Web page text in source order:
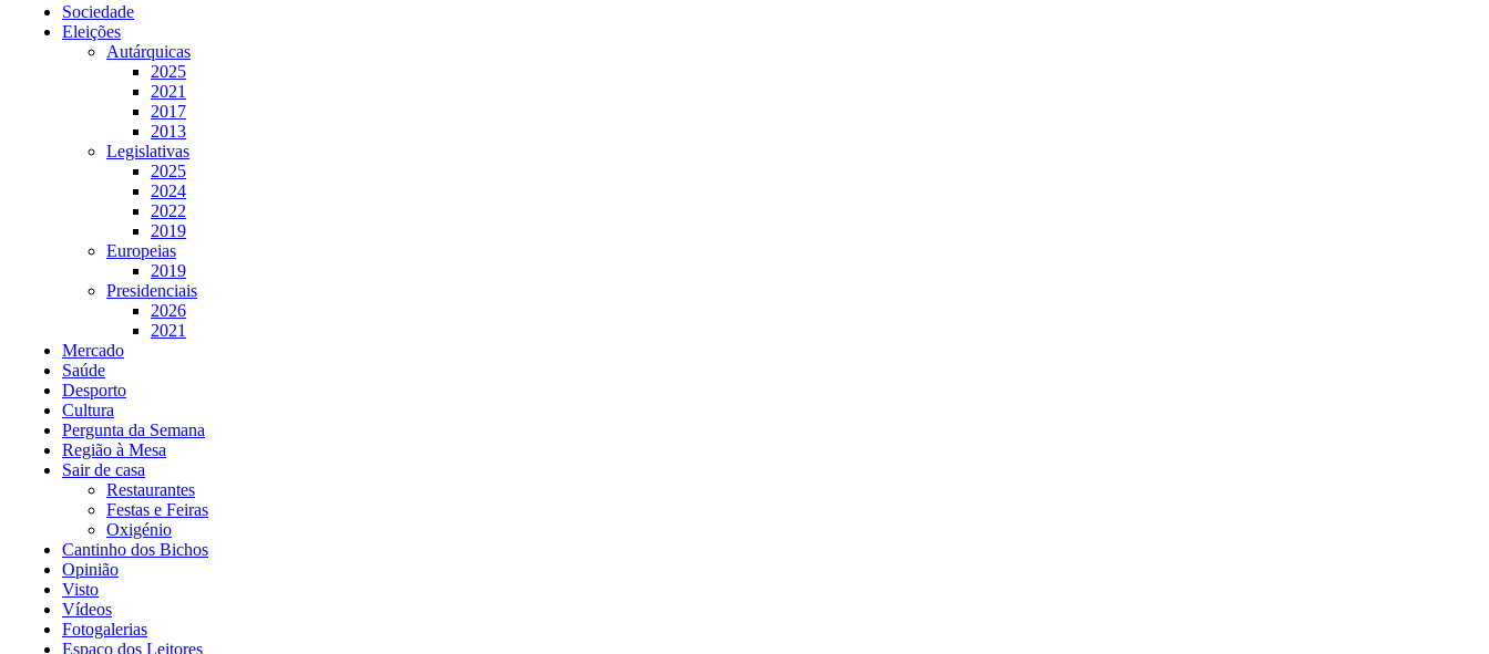
Sociedade
Eleições
Autárquicas
2025
2021
2017
2013
Legislativas
2025
2024
2022
2019
Europeias
2019
Presidenciais
2026
2021
Mercado
Saúde
Desporto
Cultura
Pergunta da Semana
Região à Mesa
Sair de casa
Restaurantes
Festas e Feiras
Oxigénio
Cantinho dos Bichos
Opinião
Visto
Vídeos
Fotogalerias
Espaço dos Leitores